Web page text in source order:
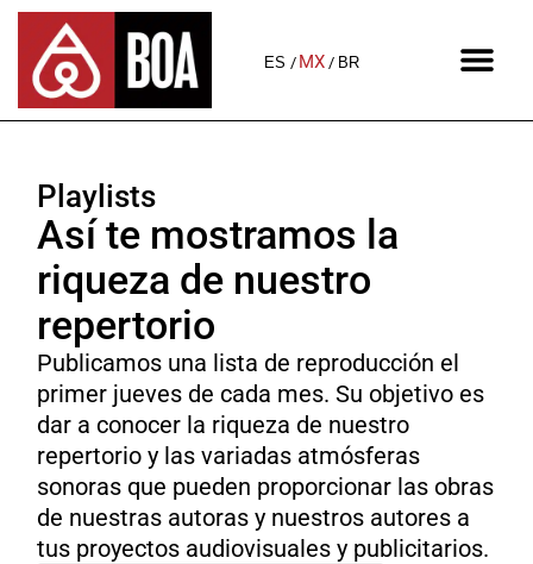
ES MX BR
Playlists
Así te mostramos la
riqueza de nuestro
repertorio
Publicamos una lista de reproducción el
primer jueves de cada mes. Su objetivo es
dar a conocer la riqueza de nuestro
repertorio y las variadas atmósferas
sonoras que pueden proporcionar las obras
de nuestras autoras y nuestros autores a
tus proyectos audiovisuales y publicitarios.